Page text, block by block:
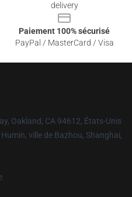
delivery
Paiement 100% sécurisé
PayPal / MasterCard / Visa
Oakland, CA 94612, États-Unis
ville de Bazhou, Shanghai,